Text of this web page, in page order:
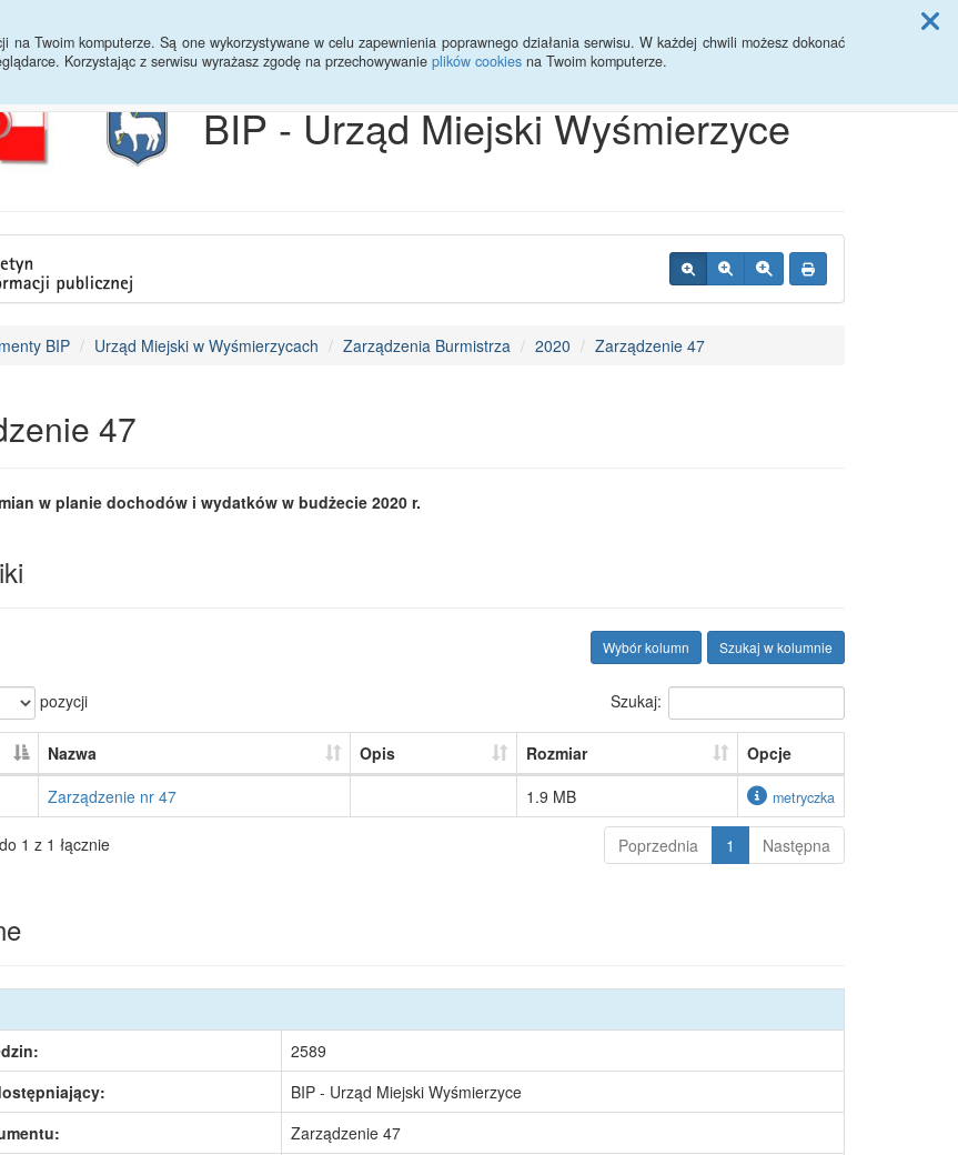
na Twoim komputerze. Są one wykorzystywane w celu zapewnienia poprawnego działania serwisu. W każdej chwili możesz dokonać
Korzystając z serwisu wyrażasz zgodę na przechowywanie plików cookies na Twoim komputerze.
Przycisk wyszukaj duży
BIP - Urząd Miejski Wyśmierzyce
BIP Urząd Miejski w Wyśmierzycach Zarządzenia Burmistrza 2020 Zarządzenie 47
47
w planie dochodów i wydatków w budżecie 2020 r.
Szukaj w kolumnie
Wybór kolumn
pozycji Szukaj:
Nazwa Opis Rozmiar
Opcje
Zarządzenie nr 47 1.9 MB metryczka
1 z 1 łącznie Poprzednia 1 Następna
2589
BIP - Urząd Miejski Wyśmierzyce
Zarządzenie 47